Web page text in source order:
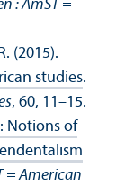
: AmST =
(2015).
studies.
, 60, 11–15.
Notions of
= American